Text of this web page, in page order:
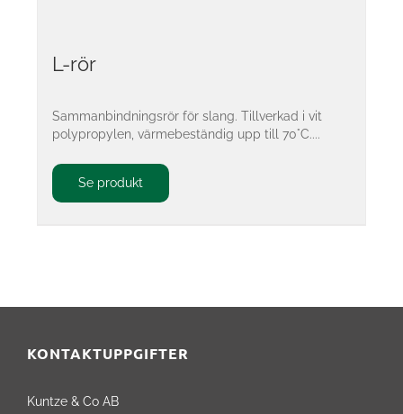
L-rör
Sammanbindningsrör för slang. Tillverkad i vit
polypropylen, värmebeständig upp till 70°C....
Se produkt
KONTAKTUPPGIFTER
Kuntze & Co AB